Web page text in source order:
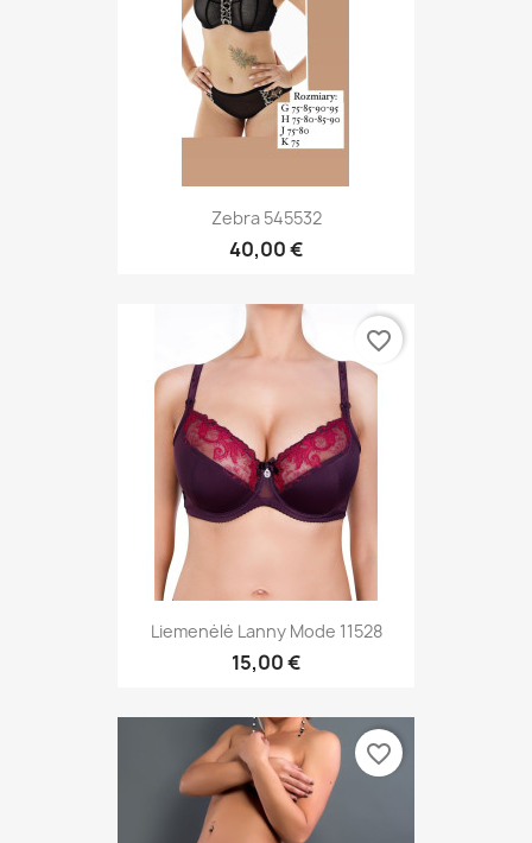
Zebra 545532
40,00 €
Liemenėlė Lanny Mode 11528
15,00 €
favorite_border
favorite_border